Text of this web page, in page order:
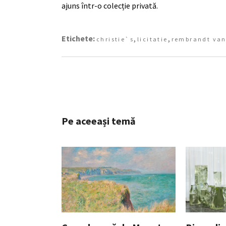
ajuns într-o colecție privată.
Etichete: christie`s, licitatie , rembrandt
Pe aceeași temă